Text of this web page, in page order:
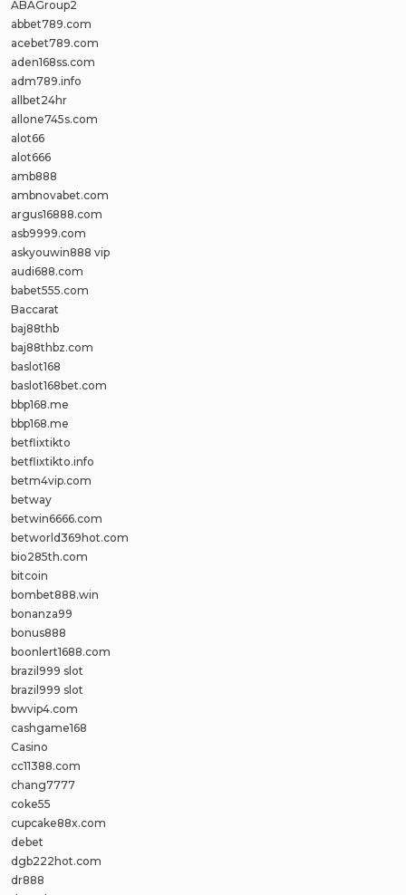
ABAGroup2
abbet789.com
acebet789.com
aden168ss.com
adm789.info
allbet24hr
allone745s.com
alot66
alot666
amb888
ambnovabet.com
argus16888.com
asb9999.com
askyouwin888 vip
audi688.com
babet555.com
Baccarat
baj88thb
baj88thbz.com
baslot168
baslot168bet.com
bbp168.me
bbp168.me
betflixtikto
betflixtikto.info
betm4vip.com
betway
betwin6666.com
betworld369hot.com
bio285th.com
bitcoin
bombet888.win
bonanza99
bonus888
boonlert1688.com
brazil999 slot
brazil999 slot
bwvip4.com
cashgame168
Casino
cc11388.com
chang7777
coke55
cupcake88x.com
debet
dgb222hot.com
dr888